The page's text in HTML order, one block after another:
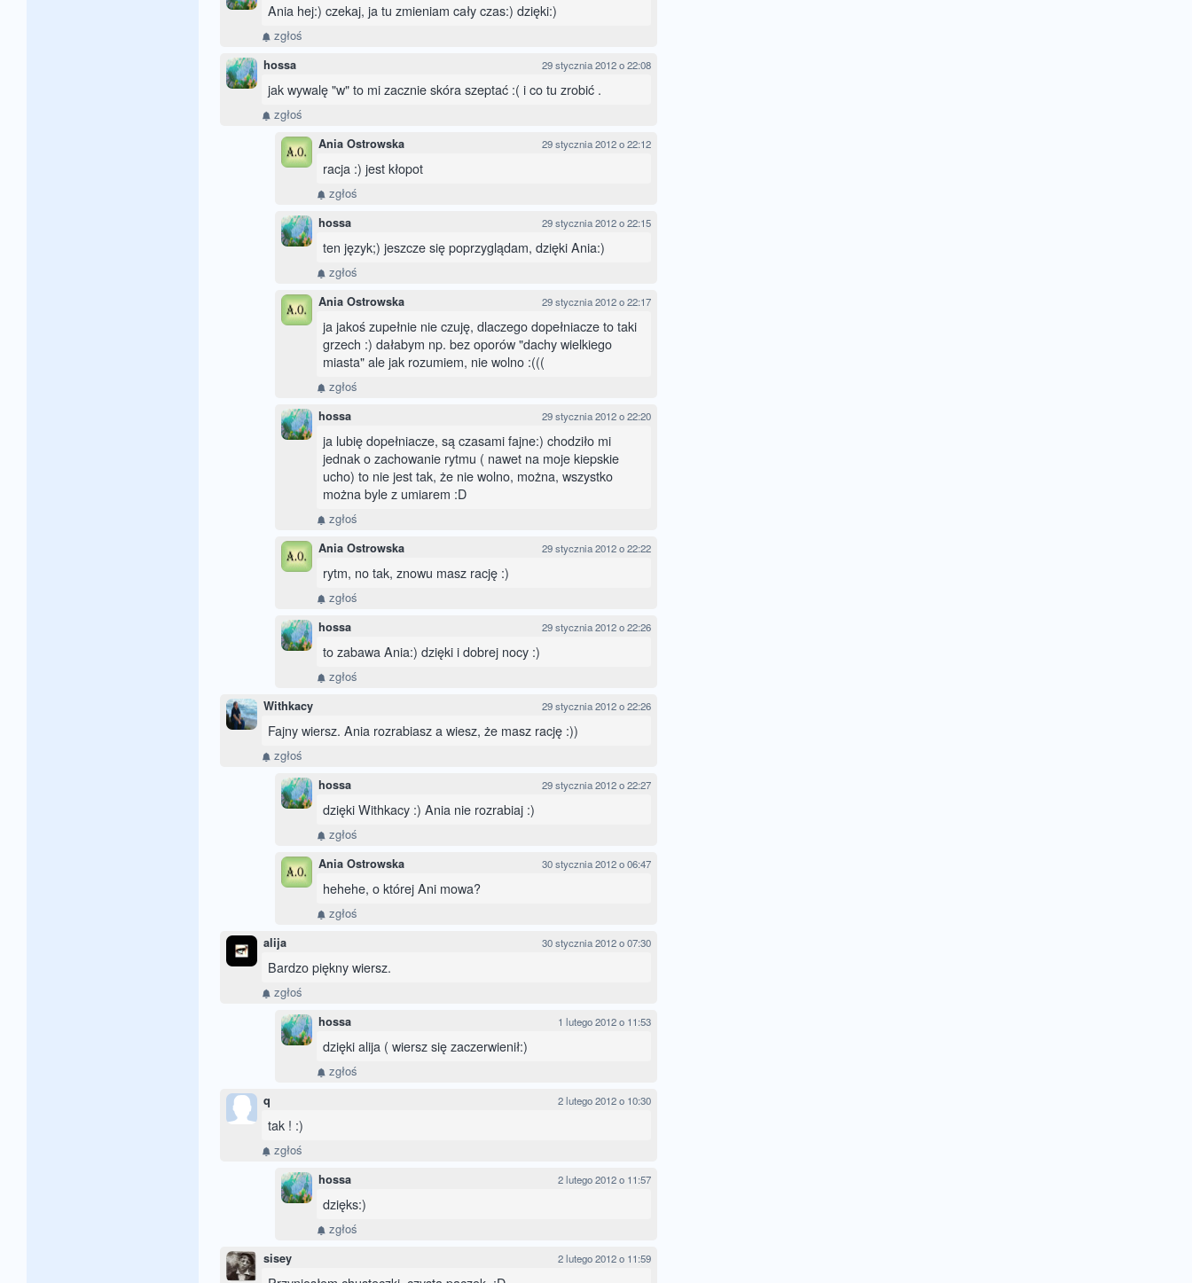
Ania hej:) czekaj, ja tu zmieniam cały czas:) dzięki:)
zgłoś
hossa 29 stycznia 2012 o 22:08
jak wywalę "w" to mi zacznie skóra szeptać :( i co tu zrobić .
zgłoś
Ania Ostrowska 29 stycznia 2012 o 22:12
racja :) jest kłopot
zgłoś
hossa 29 stycznia 2012 o 22:15
ten język;) jeszcze się poprzyglądam, dzięki Ania:)
zgłoś
Ania Ostrowska 29 stycznia 2012 o 22:17
ja jakoś zupełnie nie czuję, dlaczego dopełniacze to taki
grzech :) dałabym np. bez oporów "dachy wielkiego
miasta" ale jak rozumiem, nie wolno :(((
zgłoś
hossa 29 stycznia 2012 o 22:20
ja lubię dopełniacze, są czasami fajne:) chodziło mi
jednak o zachowanie rytmu ( nawet na moje kiepskie
ucho) to nie jest tak, że nie wolno, można, wszystko
można byle z umiarem :D
zgłoś
Ania Ostrowska 29 stycznia 2012 o 22:22
rytm, no tak, znowu masz rację :)
zgłoś
hossa 29 stycznia 2012 o 22:26
to zabawa Ania:) dzięki i dobrej nocy :)
zgłoś
Withkacy 29 stycznia 2012 o 22:26
Fajny wiersz. Ania rozrabiasz a wiesz, że masz rację :))
zgłoś
hossa 29 stycznia 2012 o 22:27
dzięki Withkacy :) Ania nie rozrabiaj :)
zgłoś
Ania Ostrowska 30 stycznia 2012 o 06:47
hehehe, o której Ani mowa?
zgłoś
alija 30 stycznia 2012 o 07:30
Bardzo piękny wiersz.
zgłoś
hossa 1 lutego 2012 o 11:53
dzięki alija ( wiersz się zaczerwienił:)
zgłoś
q 2 lutego 2012 o 10:30
tak ! :)
zgłoś
hossa 2 lutego 2012 o 11:57
dzięks:)
zgłoś
sisey 2 lutego 2012 o 11:59